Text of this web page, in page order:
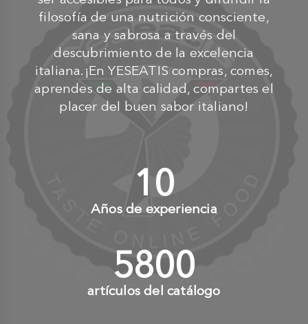
filosofía de una nutrición consciente,
sana y sabrosa a través del
descubrimiento de la excelencia
italiana.¡En YESEATIS compras, comes,
aprendes de alta calidad, compartes el
placer del buen sabor italiano!
10+
Años de experiencia
6000+
artículos del catálogo